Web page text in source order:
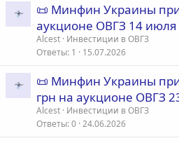
📜 Минфин Украины
аукционе ОВГЗ 14 июля
Alcest Инвестиции в ОВГЗ
Ответы 1 15.07.2026
📜 Минфин Украины
грн на аукционе ОВГЗ
Alcest Инвестиции в ОВГЗ
Ответы 0 24.06.2026